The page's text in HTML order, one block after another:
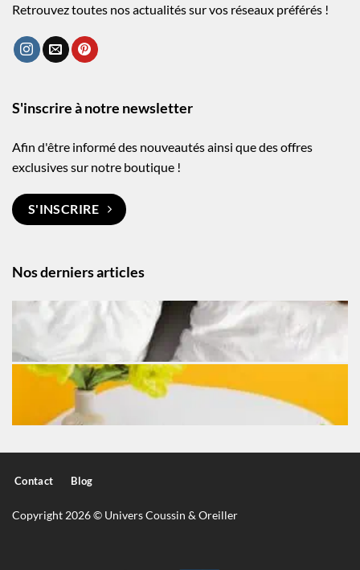
Retrouvez toutes nos actualités sur vos réseaux préférés !
Nos derniers articles
S'inscrire à notre newsletter
Afin d'être informé des nouveautés ainsi que des offres
exclusives sur notre boutique !
S'INSCRIRE
Contact Blog
Copyright 2026 © Univers Coussin & Oreiller